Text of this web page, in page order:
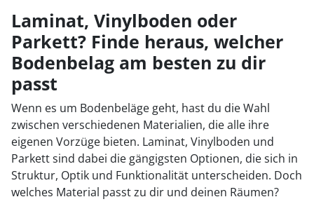
Laminat, Vinylboden oder
Parkett? Finde heraus, welcher
Bodenbelag am besten zu dir
passt
Wenn es um Bodenbeläge geht, hast du die Wahl
zwischen verschiedenen Materialien, die alle ihre
eigenen Vorzüge bieten. Laminat, Vinylboden und
Parkett sind dabei die gängigsten Optionen, die sich in
Struktur, Optik und Funktionalität unterscheiden. Doch
welches Material passt zu dir und deinen Räumen?